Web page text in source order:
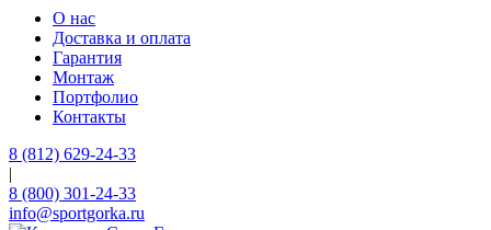
О нас
Доставка и оплата
Гарантия
Монтаж
Портфолио
Контакты
8 (812) 629-24-33
|
8 (800) 301-24-33
info@sportgorka.ru